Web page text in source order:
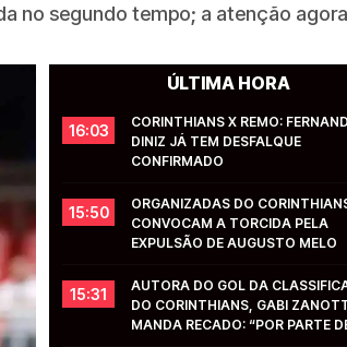
no segundo tempo; a atenção
ÚLTIMA HORA
16:03
CORINTHIANS X REMO:
DINIZ JÁ TEM DESFALQUE
CONFIRMADO
15:50
ORGANIZADAS DO
CONVOCAM A TORCIDA PELA
EXPULSÃO DE AUGUSTO MELO
15:31
AUTORA DO GOL DA
DO CORINTHIANS, GABI
MANDA RECADO: “POR PARTE